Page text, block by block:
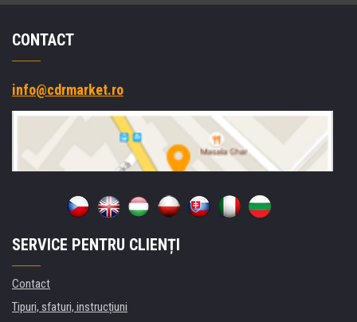
CONTACT
info@cdrmarket.ro
SERVICE PENTRU CLIENȚI
Contact
Tipuri, sfaturi, instrucțiuni